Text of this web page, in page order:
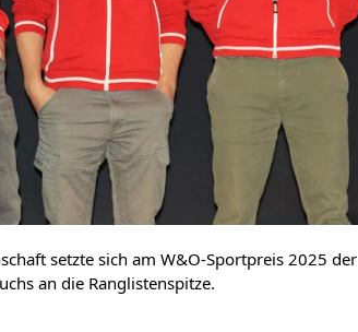
setzte sich am W&O-Sportpreis 2025 der
an die Ranglistenspitze.